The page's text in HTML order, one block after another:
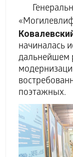
начиналась
дальнейшем
поэтажных.